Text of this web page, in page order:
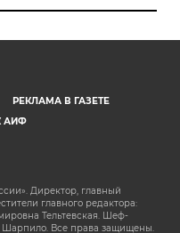
РЕКЛАМА В ГАЗЕТЕ
АИФ
Директор, главный
главного редактора:
Тельтевская. Шеф-
Все права защищены.